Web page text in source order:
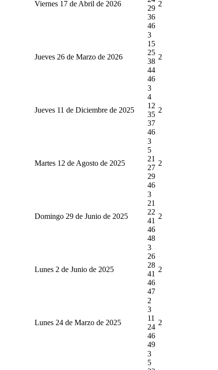
Viernes 17 de Abril de 2026
29
36
46
2
Jueves 26 de Marzo de 2026
3
15
25
38
44
46
2
Jueves 11 de Diciembre de 2025
3
4
12
35
37
46
2
Martes 12 de Agosto de 2025
3
5
21
27
29
46
2
Domingo 29 de Junio de 2025
3
21
22
41
46
48
2
Lunes 2 de Junio de 2025
3
26
28
41
46
47
2
Lunes 24 de Marzo de 2025
2
3
11
24
46
49
2
3
5